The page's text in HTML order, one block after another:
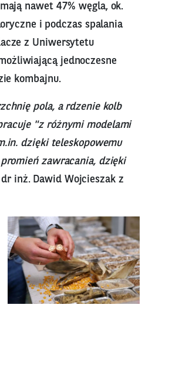
nawet 47% węgla, ok.
i podczas spalania
z Uniwersytetu
jednoczesne
kombajnu.
pola, a rdzenie kolb
"z różnymi modelami
dzięki teleskopowemu
zawracania, dzięki
inż. Dawid Wojcieszak z